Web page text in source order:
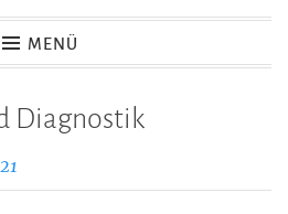
MENÜ
Diagnostik